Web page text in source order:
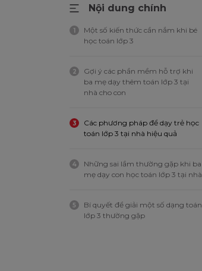
Nội dung chính
1
Một số kiến thức cần nắm khi bé
học toán lớp 3
2
Gợi ý các phần mềm hỗ trợ khi
ba mẹ dạy thêm toán lớp 3 tại
nhà cho con
3
Các phương pháp để dạy trẻ học
toán lớp 3 tại nhà hiệu quả
4
Những sai lầm thường gặp khi ba
mẹ dạy con học toán lớp 3 tại nhà
5
Bí quyết để giải một số dạng toán
lớp 3 thường gặp